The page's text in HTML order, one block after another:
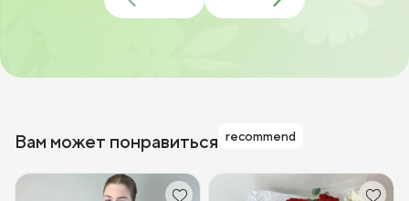
Вам может понравиться recommend